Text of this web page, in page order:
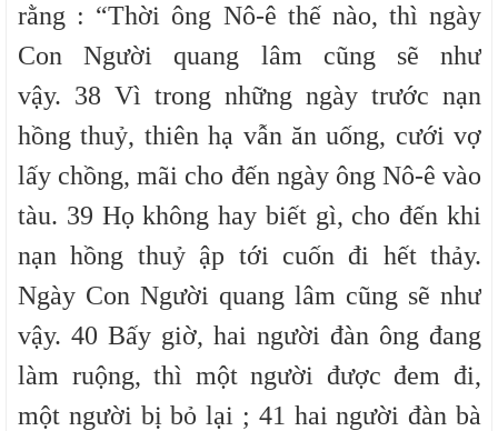
rằng : “Thời ông Nô-ê thế nào, thì ngày
Con Người quang lâm cũng sẽ như
vậy. 38 Vì trong những ngày trước nạn
hồng thuỷ, thiên hạ vẫn ăn uống, cưới vợ
lấy chồng, mãi cho đến ngày ông Nô-ê vào
tàu. 39 Họ không hay biết gì, cho đến khi
nạn hồng thuỷ ập tới cuốn đi hết thảy.
Ngày Con Người quang lâm cũng sẽ như
vậy. 40 Bấy giờ, hai người đàn ông đang
làm ruộng, thì một người được đem đi,
một người bị bỏ lại ; 41 hai người đàn bà